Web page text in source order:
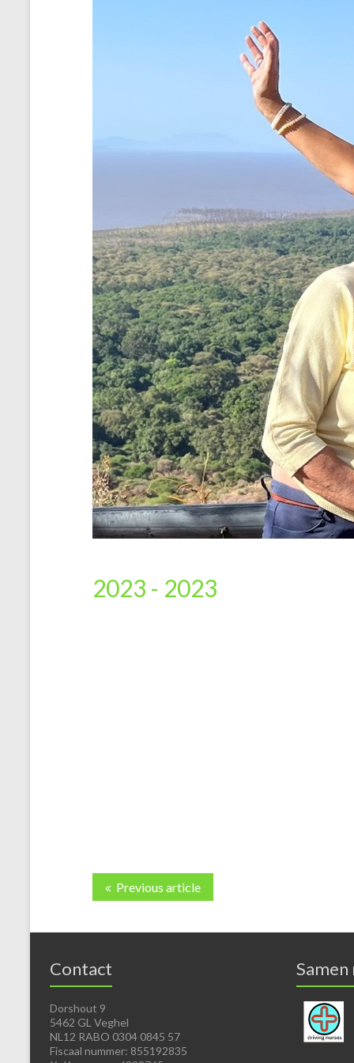
2023 - 2023
Previous article
Contact
Dorshout 9
5462 GL Veghel
NL12 RABO 0304 0845 57
Fiscaal nummer: 855192835
Samen